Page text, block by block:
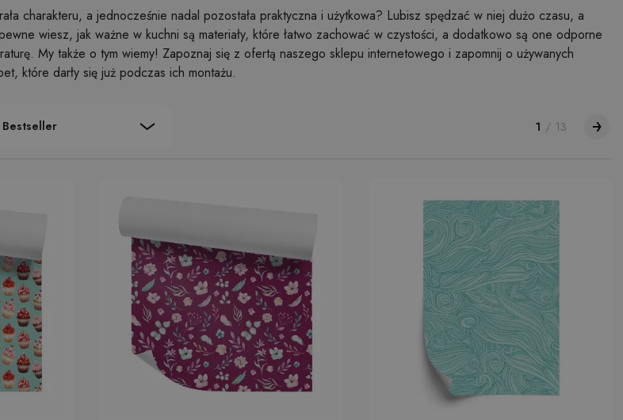
charakteru, a jednocześnie nadal pozostała praktyczna i użytkowa? Lubisz spędzać w niej dużo czasu, a
wiesz, jak ważne w kuchni są materiały, które łatwo zachować w czystości, a dodatkowo są one odporne
My także o tym wiemy! Zapoznaj się z ofertą naszego sklepu internetowego i zapomnij o używanych
które darły się już podczas ich montażu.
Bestseller 1 / 13